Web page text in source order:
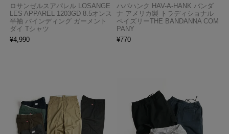
ロサンゼルスアパレル LOSANGE
LES APPAREL 1203GD 8.5オンス
半袖 バインディング ガーメント
ダイ Tシャツ
¥4,990
ハバハンク HAV-A-HANK バンダ
ナ アメリカ製 トラディショナル
ペイズリーTHE BANDANNA COM
PANY
¥770